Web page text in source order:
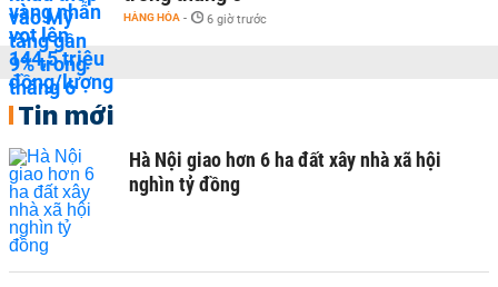
HÀNG HÓA - 6 giờ trước
Tin mới
Hà Nội giao hơn 6 ha đất xây nhà xã hội
nghìn tỷ đồng